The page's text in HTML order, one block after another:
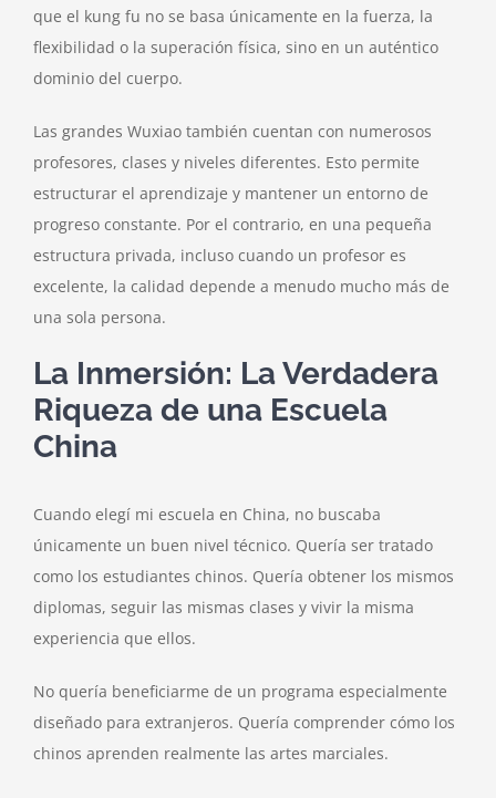
que el kung fu no se basa únicamente en la fuerza, la
flexibilidad o la superación física, sino en un auténtico
dominio del cuerpo.
Las grandes Wuxiao también cuentan con numerosos
profesores, clases y niveles diferentes. Esto permite
estructurar el aprendizaje y mantener un entorno de
progreso constante. Por el contrario, en una pequeña
estructura privada, incluso cuando un profesor es
excelente, la calidad depende a menudo mucho más de
una sola persona.
La Inmersión: La Verdadera
Riqueza de una Escuela
China
Cuando elegí mi escuela en China, no buscaba
únicamente un buen nivel técnico. Quería ser tratado
como los estudiantes chinos. Quería obtener los mismos
diplomas, seguir las mismas clases y vivir la misma
experiencia que ellos.
No quería beneficiarme de un programa especialmente
diseñado para extranjeros. Quería comprender cómo los
chinos aprenden realmente las artes marciales.